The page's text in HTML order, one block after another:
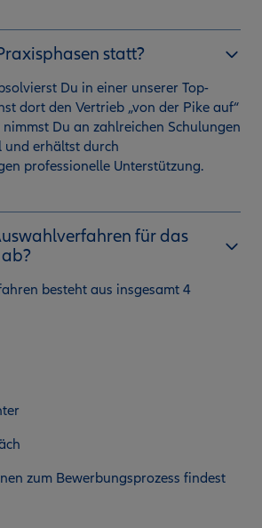
statt?
Du in einer unserer Top-
dort den Vertrieb „von der Pike auf“
Du an zahlreichen Schulungen
und erhältst durch
professionelle Unterstützung.
für das
besteht aus insgesamt 4
zum Bewerbungsprozess findest